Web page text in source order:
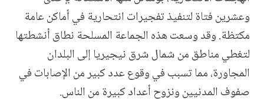
وعشرين فتاة لتنفيذ تفجيرات انتحارية في أماكن عامة
مكتظة. وقد وسعت هذه الجماعة المسلحة نطاق أنشطتها
لتغطي مناطق من شمال شرق نيجيريا إلى البلدان
المجاورة، مما تسبب في وقوع عدد كبير من الإصابات في
صفوف المدنيين ونزوح أعداد كبيرة من الناس.